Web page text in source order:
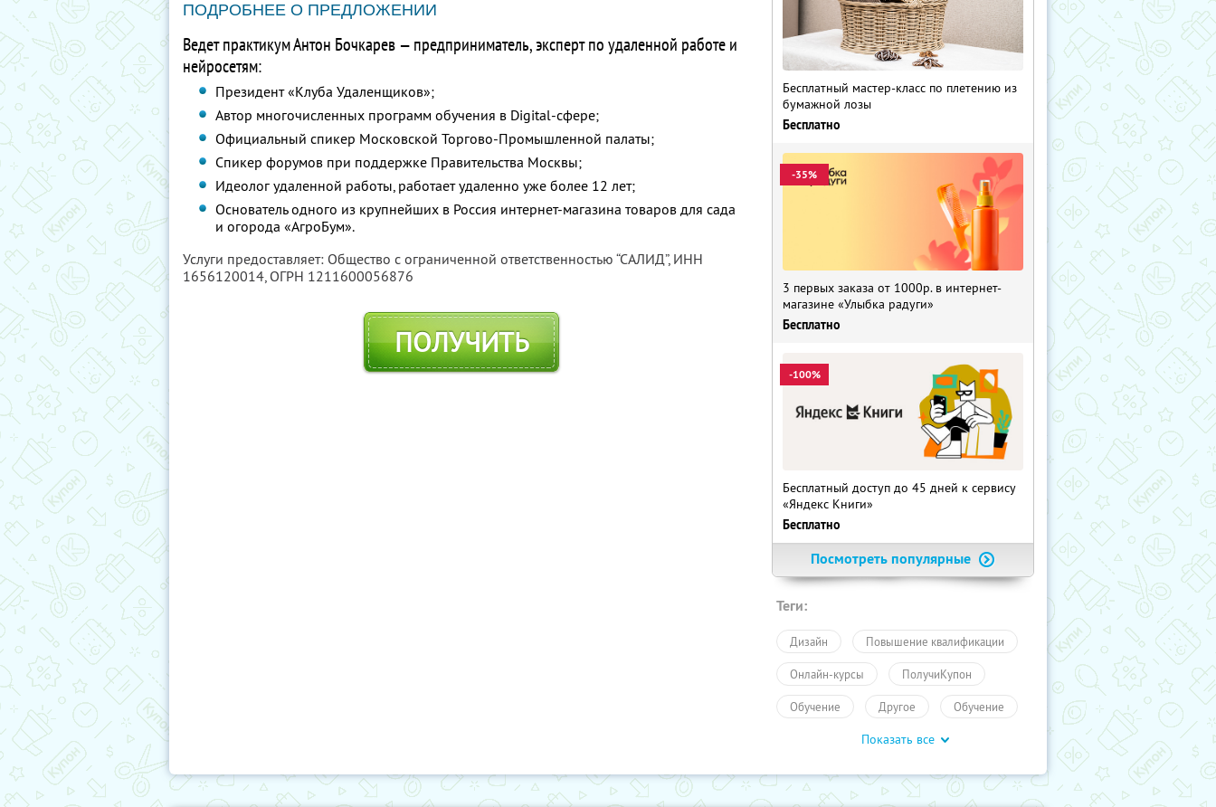
ПОДРОБНЕЕ О ПРЕДЛОЖЕНИИ
Ведет практикум Антон Бочкарев — предприниматель, эксперт по удаленной работе и
нейросетям:
Президент «Клуба Удаленщиков»;
Автор многочисленных программ обучения в Digital-сфере;
Официальный спикер Московской Торгово-Промышленной палаты;
Спикер форумов при поддержке Правительства Москвы;
Идеолог удаленной работы, работает удаленно уже более 12 лет;
Основатель одного из крупнейших в Россия интернет-магазина товаров для сада
и огорода «АгроБум».
Услуги предоставляет: Общество с ограниченной ответственностью “САЛИД”, ИНН
1656120014, ОГРН 1211600056876
ПОЛУЧИТЬ
Бесплатный мастер-класс по плетению из
бумажной лозы
Бесплатно
-35%
3 первых заказа от 1000р. в интернет-
магазине «Улыбка радуги»
Бесплатно
-100%
Бесплатный доступ до 45 дней к сервису
«Яндекс Книги»
Бесплатно
Посмотреть популярные
Теги:
Дизайн Повышение квалификации
Онлайн-курсы ПолучиКупон
Обучение Другое Обучение
Показать все